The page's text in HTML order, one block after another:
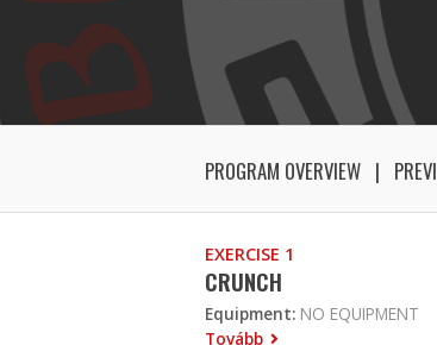
PROGRAM OVERVIEW
EXERCISE 1
CRUNCH
Equipment: NO EQUIPMENT
Tovább